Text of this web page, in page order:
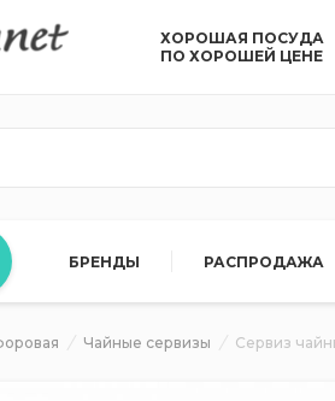
ХОРОШАЯ ПОСУДА
ПО ХОРОШЕЙ ЦЕНЕ
БРЕНДЫ РАСПРОДАЖА
Чайные сервизы Сервиз